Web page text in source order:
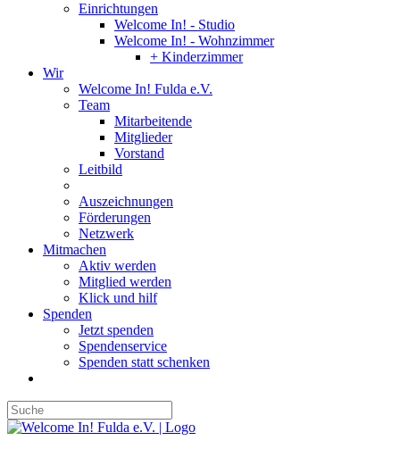
Einrichtungen
Welcome In! - Studio
Welcome In! - Wohnzimmer
+ Kinderzimmer
Wir
Welcome In! Fulda e.V.
Team
Mitarbeitende
Mitglieder
Vorstand
Leitbild
Auszeichnungen
Förderungen
Netzwerk
Mitmachen
Aktiv werden
Mitglied werden
Klick und hilf
Spenden
Jetzt spenden
Spendenservice
Spenden statt schenken